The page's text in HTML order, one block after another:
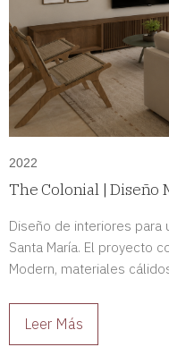
2022
The Colonial | Diseño
Diseño de interiores para
Santa María. El proyecto
Modern, materiales
Leer Más